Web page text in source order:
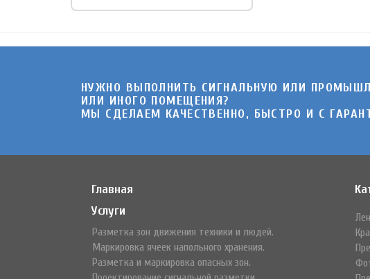
НУЖНО ВЫПОЛНИТЬ СИГНАЛЬНУЮ ИЛИ
ИЛИ ИНОГО ПОМЕЩЕНИЯ?
МЫ СДЕЛАЕМ КАЧЕСТВЕННО, БЫСТРО И C
Главная
Услуги
Разметка зон движения техники и людей.
Маркировка ячеек напольного хранения.
Разметка и маркировка опасных зон.